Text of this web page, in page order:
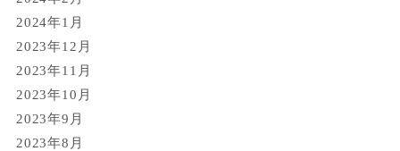
2024年1月
2023年12月
2023年11月
2023年10月
2023年9月
2023年8月